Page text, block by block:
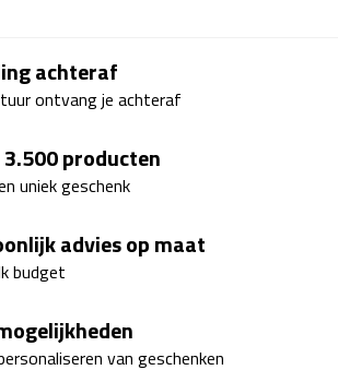
achteraf
ontvang je achteraf
producten
uniek geschenk
advies op maat
budget
van geschenken